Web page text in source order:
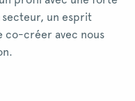
un esprit
co-créer avec nous